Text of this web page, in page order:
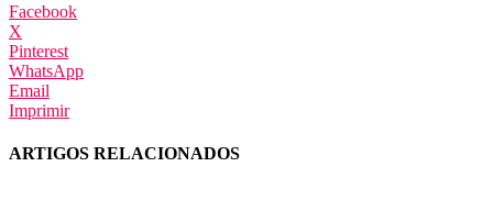
Facebook
X
Pinterest
WhatsApp
Email
Imprimir
ARTIGOS RELACIONADOS